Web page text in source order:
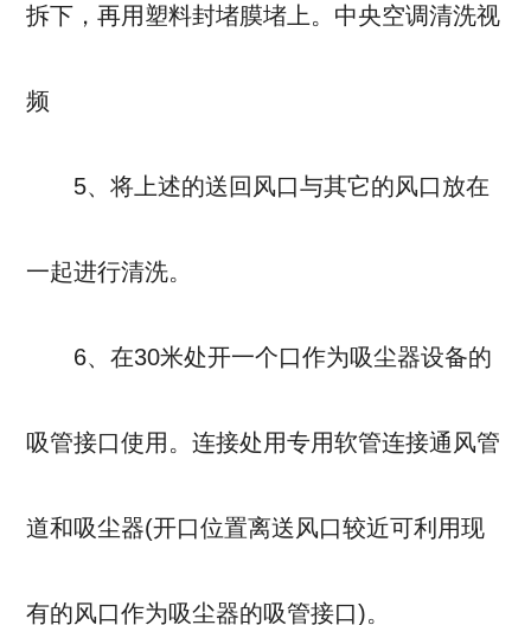
拆下，再用塑料封堵膜堵上。中央空调清洗视
频
5、将上述的送回风口与其它的风口放在
一起进行清洗。
6、在30米处开一个口作为吸尘器设备的
吸管接口使用。连接处用专用软管连接通风管
道和吸尘器(开口位置离送风口较近可利用现
有的风口作为吸尘器的吸管接口)。